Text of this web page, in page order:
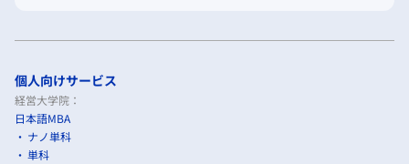
個人向けサービス
経営大学院：
日本語MBA
ナノ単科
単科